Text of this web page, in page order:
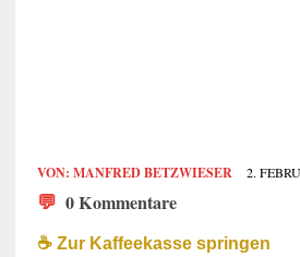
VON: MANFRED BETZWIESER 2.
💬 0 Kommentare
☕️ Zur Kaffeekasse springen